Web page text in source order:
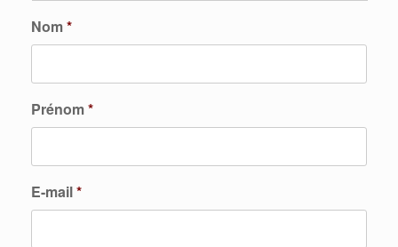
Nom*
Prénom*
E-mail*